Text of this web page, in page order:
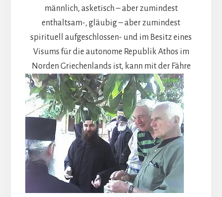
männlich, asketisch – aber zumindest
enthaltsam-, gläubig – aber zumindest
spirituell aufgeschlossen- und im Besitz eines
Visums für die autonome Republik Athos im
Norden Griechenlands ist, kann mit der Fähre